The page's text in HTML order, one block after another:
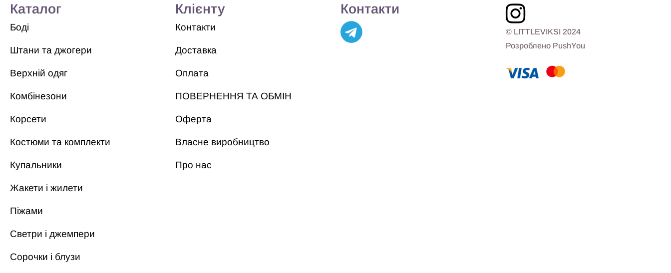
Каталог
Боді
Штани та джогери
Верхній одяг
Комбінезони
Корсети
Костюми та комплекти
Купальники
Жакети і жилети
Піжами
Светри і джемпери
Сорочки і блузи
Клієнту
Контакти
Доставка
Оплата
ПОВЕРНЕННЯ ТА ОБМІН
Оферта
Власне виробництво
Про нас
Контакти
© LITTLEVIKSI 2024
Розроблено PushYou